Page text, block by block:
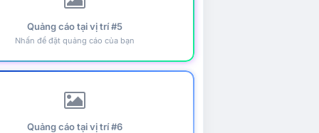
Quảng cáo tại vị trí #5
Nhấn để đặt quảng cáo của bạn
Quảng cáo tại vị trí #6